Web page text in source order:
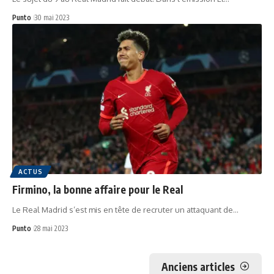
Punto 30 mai 2023
ACTUS
Firmino, la bonne affaire pour le Real
Le Real Madrid s’est mis en tête de recruter un attaquant de…
Punto 28 mai 2023
Anciens articles